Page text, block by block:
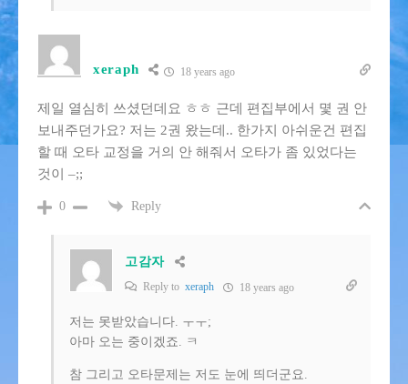
xeraph 18 years ago
제일 열심히 쓰셨던데요 ㅎㅎ 근데 편집부에서 몇 권 안
보내주던가요? 저는 2권 왔는데.. 한가지 아쉬운건 편집
할 때 오타 교정을 거의 안 해줘서 오타가 좀 있었다는
것이 –;;
0 Reply
고감자
Reply to xeraph 18 years ago
저는 못받았습니다. ㅜㅜ;
아마 오는 중이겠죠. ㅋ
참 그리고 오타문제는 저도 눈에 띄더군요.